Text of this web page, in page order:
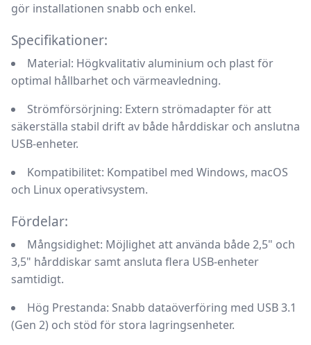
gör installationen snabb och enkel.
Specifikationer:
Material: Högkvalitativ aluminium och plast för
optimal hållbarhet och värmeavledning.
Strömförsörjning: Extern strömadapter för att
säkerställa stabil drift av både hårddiskar och anslutna
USB-enheter.
Kompatibilitet: Kompatibel med Windows, macOS
och Linux operativsystem.
Fördelar:
Mångsidighet: Möjlighet att använda både 2,5" och
3,5" hårddiskar samt ansluta flera USB-enheter
samtidigt.
Hög Prestanda: Snabb dataöverföring med USB 3.1
(Gen 2) och stöd för stora lagringsenheter.